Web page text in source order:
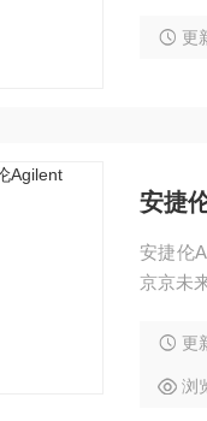
更
安捷
安捷伦Agilent ZORBAX 300SB-C18 Guard
京京未
捷伦萃
更
浏